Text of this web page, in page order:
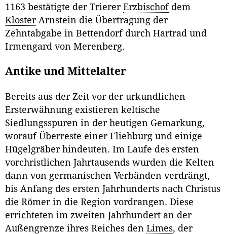
1163 bestätigte der Trierer Erzbischofdem
KlosterArnstein die Übertragung der
Zehntabgabe in Bettendorf durch Hartrad und
Irmengard von Merenberg.
Antike und Mittelalter
Bereits aus der Zeit vor der urkundlichen
Ersterwähnung existieren keltische
Siedlungsspuren in der heutigen Gemarkung,
worauf Überreste einer Fliehburg und einige
Hügelgräber hindeuten. Im Laufe des ersten
vorchristlichen Jahrtausends wurden die Kelten
dann von germanischen Verbänden verdrängt,
bis Anfang des ersten Jahrhunderts nach Christus
die Römer in die Region vordrangen. Diese
errichteten im zweiten Jahrhundert an der
Außengrenze ihres Reiches den Limes, der